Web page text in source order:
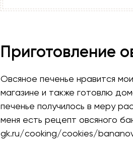
Приготовление
Овсяное печенье нравится
магазине и также готовлю
печенье получилось в меру
меня есть рецепт овсяного
gk.ru/cooking/cookies/